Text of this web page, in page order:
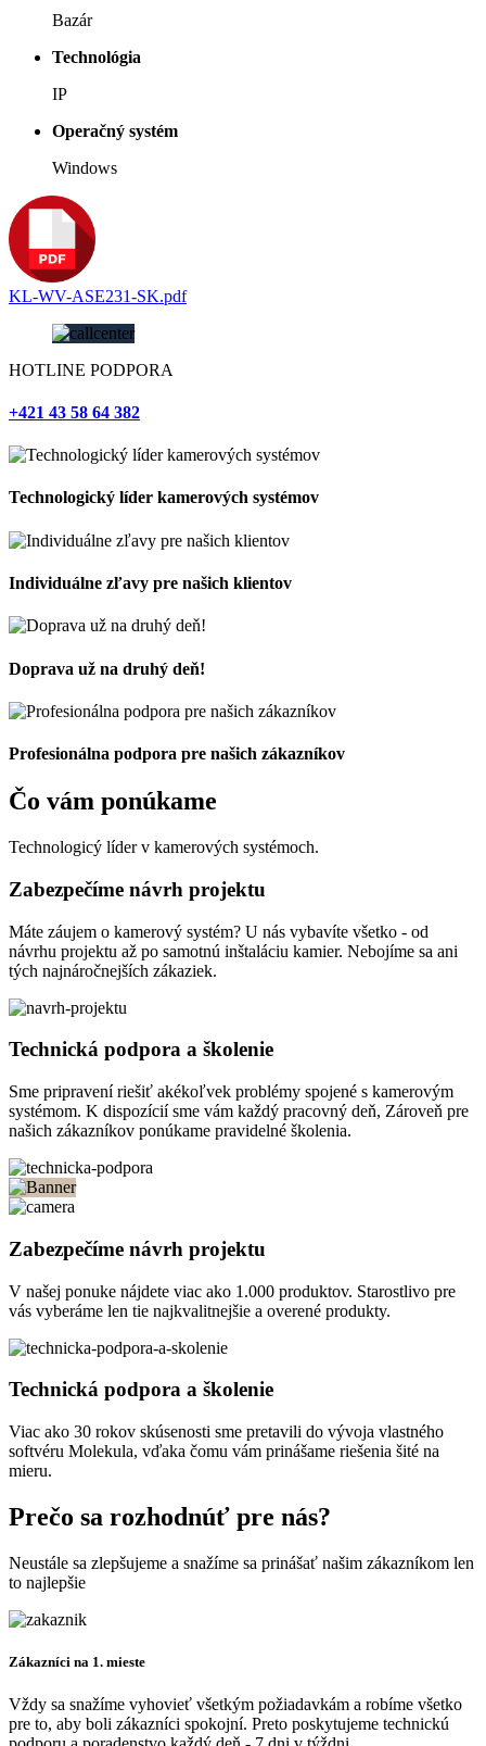
Bazár
Technológia
IP
Operačný systém
Windows
KL-WV-ASE231-SK.pdf
HOTLINE PODPORA
+421 43 58 64 382
Technologický líder kamerových systémov
Individuálne zľavy pre našich klientov
Doprava už na druhý deň!
Profesionálna podpora pre našich zákazníkov
Čo vám ponúkame
Technologicý líder v kamerových systémoch.
Zabezpečíme návrh projektu
Máte záujem o kamerový systém? U nás vybavíte všetko - od
návrhu projektu až po samotnú inštaláciu kamier. Nebojíme sa ani
tých najnáročnejších zákaziek.
Technická podpora a školenie
Sme pripravení riešiť akékoľvek problémy spojené s kamerovým
systémom. K dispozícií sme vám každý pracovný deň, Zároveň pre
našich zákazníkov ponúkame pravidelné školenia.
Zabezpečíme návrh projektu
V našej ponuke nájdete viac ako 1.000 produktov. Starostlivo pre
vás vyberáme len tie najkvalitnejšie a overené produkty.
Technická podpora a školenie
Viac ako 30 rokov skúsenosti sme pretavili do vývoja vlastného
softvéru Molekula, vďaka čomu vám prinášame riešenia šité na
mieru.
Prečo sa rozhodnúť pre nás?
Neustále sa zlepšujeme a snažíme sa prinášať našim zákazníkom len
to najlepšie
Zákazníci na 1. mieste
Vždy sa snažíme vyhovieť všetkým požiadavkám a robíme všetko
pre to, aby boli zákazníci spokojní. Preto poskytujeme technickú